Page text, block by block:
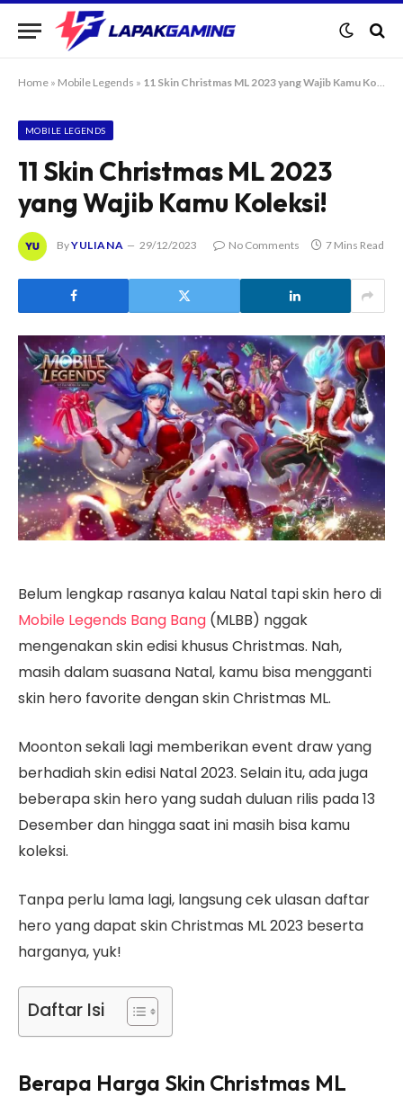
Home » Mobile Legends » 11 Skin Christmas ML 2023 yang Wajib Kamu Koleksi!
MOBILE LEGENDS
11 Skin Christmas ML 2023
yang Wajib Kamu Koleksi!
ByYULIANA 29/12/2023 No Comments 7 Mins Read
Belum lengkap rasanya kalau Natal tapi skin hero di
Mobile Legends Bang Bang (MLBB) nggak
mengenakan skin edisi khusus Christmas. Nah,
masih dalam suasana Natal, kamu bisa mengganti
skin hero favorite dengan skin Christmas ML.
Moonton sekali lagi memberikan event draw yang
berhadiah skin edisi Natal 2023. Selain itu, ada juga
beberapa skin hero yang sudah duluan rilis pada 13
Desember dan hingga saat ini masih bisa kamu
koleksi.
Tanpa perlu lama lagi, langsung cek ulasan daftar
hero yang dapat skin Christmas ML 2023 beserta
harganya, yuk!
Daftar Isi
Berapa Harga Skin Christmas ML